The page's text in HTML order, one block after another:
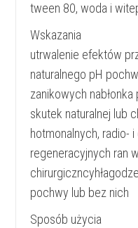
tween 80, woda i
Wskazania
utrwalenie efektów
naturalnego pH
zanikowych
skutek naturalnej lub
hotmonalnych, radio-
regeneracyjnych ran
pochwy lub bez nich
Sposób użycia